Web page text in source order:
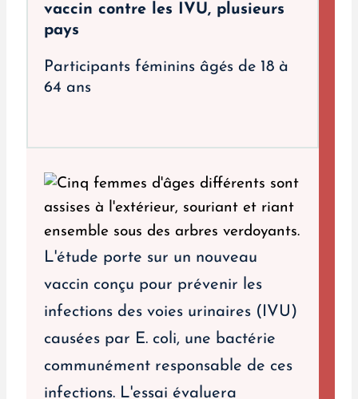
vaccin contre les IVU, plusieurs
pays
Participants féminins âgés de 18 à
64 ans
L'étude porte sur un nouveau
vaccin conçu pour prévenir les
infections des voies urinaires (IVU)
causées par E. coli, une bactérie
communément responsable de ces
infections. L'essai évaluera